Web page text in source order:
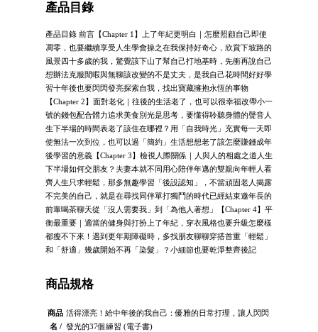
產品目錄
產品目錄 前言【Chapter 1】上了年紀更明白｜怎麼照顧自己即使
凋零，也要繼續享受人生學會操之在我保持好奇心，欣賞下坡路的
風景四十多歲的我，驚覺該下山了幫自己打地基時，先衝再說自己
想辦法克服閒暇與無聊該改變的不是丈夫，是我自己花時間好好學
習十年後也要閃閃發亮探索自我，找出寶藏擁抱永恆的事物
【Chapter 2】面對老化｜往後的生活老了，也可以很幸福改帶小一
號的錢包配合體力追求美食別光是思考，要懂得聆聽身體的聲音人
生下半場的時間表老了該住在哪裡？用「自我時光」充實每一天即
使無法一次到位，也可以過「簡約」生活想想老了該怎麼賺錢成年
後學習的意義【Chapter 3】檢視人際關係｜人與人的相處之道人生
下半場如何交朋友？夫妻本就不同用心陪伴年邁的雙親向年輕人看
齊人生只求輕鬆，那多無趣學習「後設認知」，不當頑固老人揭露
不完美的自己，就是在尋找同伴單打獨鬥的時代已經結束邀年長的
前輩喝茶聊天從「沒人需要我」到「為他人著想」【Chapter 4】平
衡最重要｜適當的健身與打扮上了年紀，穿衣風格也要升級怎麼樣
都瘦不下來！遇到更年期障礙時，多找朋友聊聊穿搭首重「輕鬆」
和「舒適」幾歲開始不再「染髮」？小細節也要乾淨整齊後記
商品規格
商品
名 /
活得漂亮！給中年後的我自己：優雅的日常打理，讓人閃閃
發光的37個練習 (電子書)